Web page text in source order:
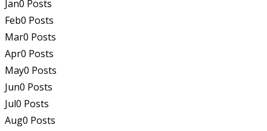
Jan0 Posts
Feb0 Posts
Mar0 Posts
Apr0 Posts
May0 Posts
Jun0 Posts
Jul0 Posts
Aug0 Posts